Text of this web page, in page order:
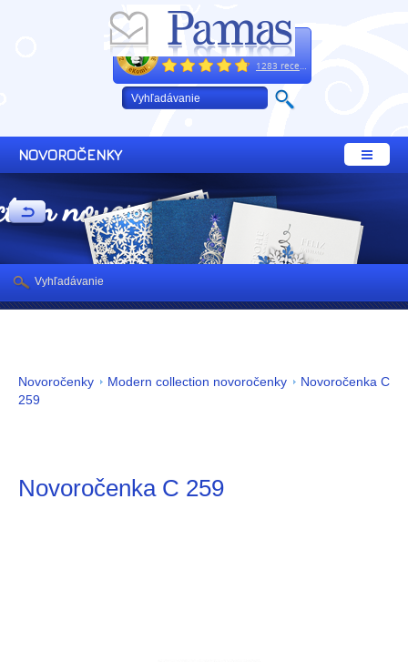
novoročenky
+421 32 64 02 660
Excelentne
1283 recenzií
NOVOROČENKY
Novoročenky Modern collection novoročenky
Novoročenka C
259
Novoročenka C 259
Vyhľadávanie